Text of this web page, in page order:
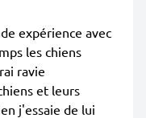
expérience avec
les chiens
ravie
et leurs
j'essaie de lui